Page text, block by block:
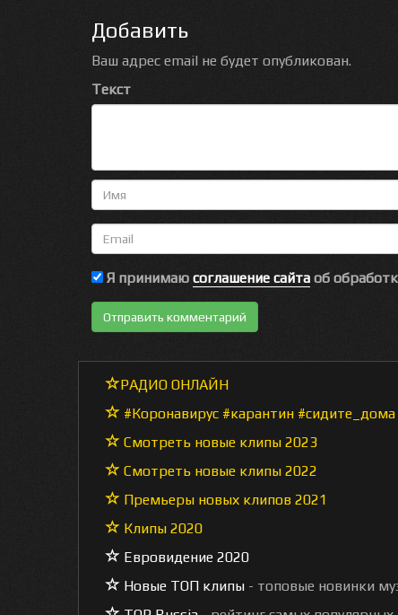
Добавить
Ваш адрес email не будет опубликован.
Текст
Имя
Email
Я принимаю соглашение сайта об
РАДИО ОНЛАЙН
#Коронавирус #карантин #сидите_дома
Смотреть новые клипы 2023
Смотреть новые клипы 2022
Премьеры новых клипов 2021
Клипы 2020
Евровидение 2020
Новые ТОП клипы - топовые новинки